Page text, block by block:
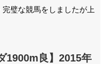
璧な競馬をしましたが上
1900m良】2015年